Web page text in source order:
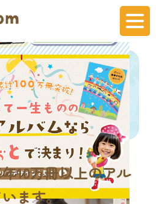
10万冊以上のアル
ます。